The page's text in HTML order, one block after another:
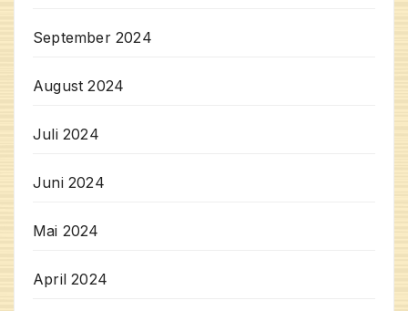
September 2024
August 2024
Juli 2024
Juni 2024
Mai 2024
April 2024